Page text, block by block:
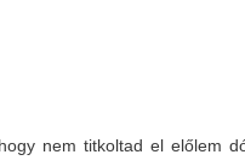
nem titkoltad el előlem